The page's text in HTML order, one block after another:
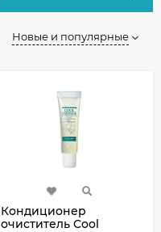
Новые и популярные
Кондиционер
очиститель Cool